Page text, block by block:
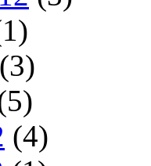
(3)
(4)